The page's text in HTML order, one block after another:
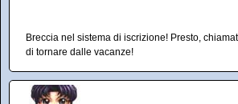
Breccia nel sistema di iscrizione! Presto,
di tornare dalle vacanze!